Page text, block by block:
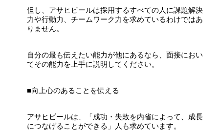
但し、アサヒビールは採用するすべての人に課題解決
力や行動力、チームワーク力を求めているわけではあ
りません。
自分の最も伝えたい能力が他にあるなら、面接におい
てその能力を上手に説明してください。
■向上心のあることを伝える
アサヒビールは、「成功・失敗を内省によって、成長
につなげることができる」人も求めています。